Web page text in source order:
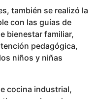
también se realizó la
con las guías de
bienestar familiar,
pedagógica,
niños y niñas
cocina industrial,